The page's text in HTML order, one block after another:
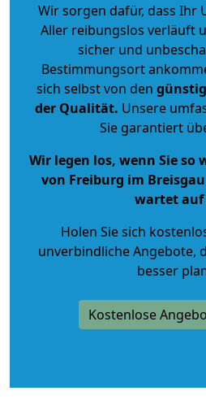
Wir sorgen dafür, dass Ihr
Aller reibungslos verläuft
sicher und
Bestimmungsort
sich selbst von den
der Qualität. Unsere
Sie garantiert
Wir legen los, wenn Sie so
von Freiburg im
wartet auf
Holen Sie sich
unverbindliche Angebote,
besser
Kostenlose